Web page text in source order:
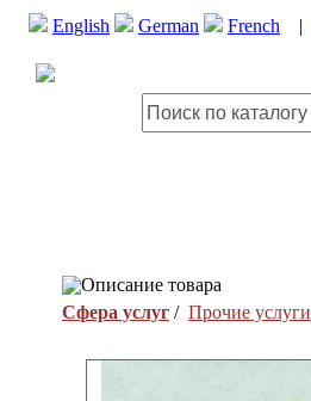
English German French |
Описание товара
Сфера услуг / Прочие услуги